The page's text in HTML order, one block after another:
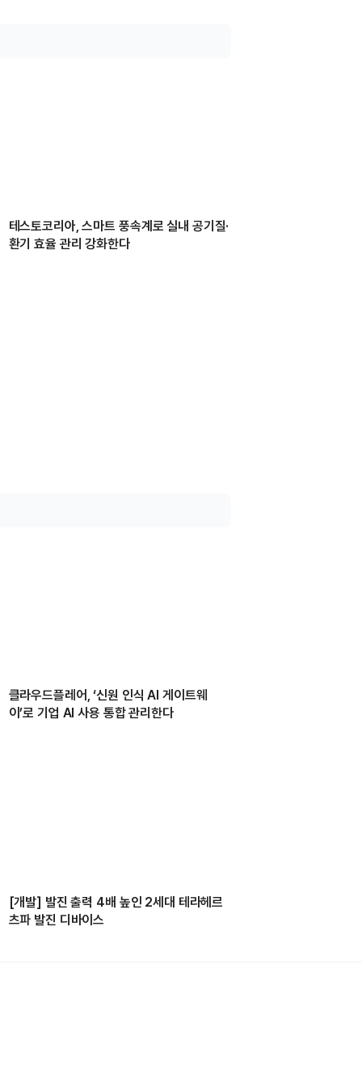
테스토코리아, 스마트 풍속계로 실내 공기질·
환기 효율 관리 강화한다
클라우드플레어, ‘신원 인식 AI 게이트웨
이’로 기업 AI 사용 통합 관리한다
[개발] 발진 출력 4배 높인 2세대 테라헤르
츠파 발진 디바이스